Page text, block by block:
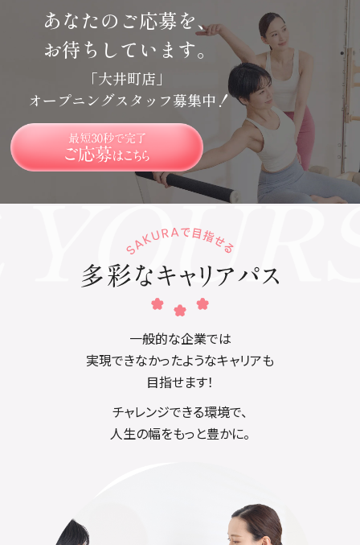
あなたのご応募を、
お待ちしています。
「大井町店」
オープニングスタッフ募集中！
一般的な企業では
実現できなかったようなキャリアも
目指せます！
チャレンジできる環境で、
人生の幅をもっと豊かに。